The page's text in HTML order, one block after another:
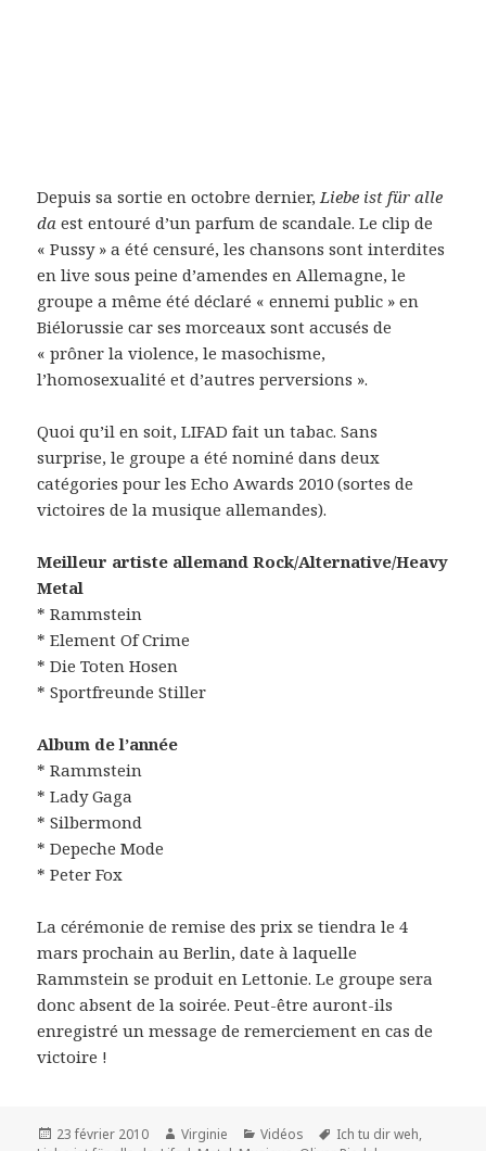
Depuis sa sortie en octobre dernier, Liebe ist für alle
da est entouré d’un parfum de scandale. Le clip de
« Pussy » a été censuré, les chansons sont interdites
en live sous peine d’amendes en Allemagne, le
groupe a même été déclaré « ennemi public » en
Biélorussie car ses morceaux sont accusés de
« prôner la violence, le masochisme,
l’homosexualité et d’autres perversions ».
Quoi qu’il en soit, LIFAD fait un tabac. Sans
surprise, le groupe a été nominé dans deux
catégories pour les Echo Awards 2010 (sortes de
victoires de la musique allemandes).
Meilleur artiste allemand Rock/Alternative/Heavy
Metal
* Rammstein
* Element Of Crime
* Die Toten Hosen
* Sportfreunde Stiller
Album de l’année
* Rammstein
* Lady Gaga
* Silbermond
* Depeche Mode
* Peter Fox
La cérémonie de remise des prix se tiendra le 4
mars prochain au Berlin, date à laquelle
Rammstein se produit en Lettonie. Le groupe sera
donc absent de la soirée. Peut-être auront-ils
enregistré un message de remerciement en cas de
victoire !
Publié
23 février 2010 Auteur
Virginie Catégories
Vidéos
Mots-
Ich tu dir weh,